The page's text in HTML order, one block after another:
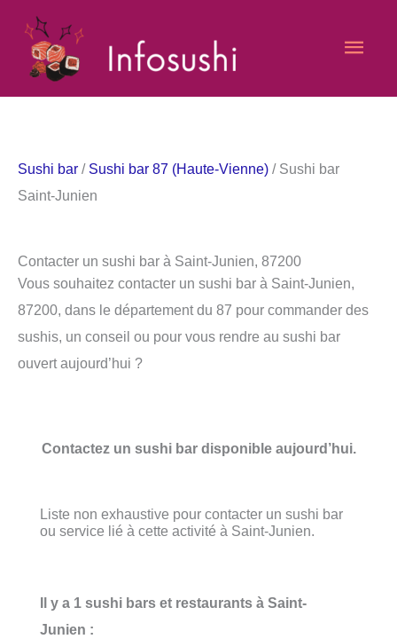
contenu
Sushi bar / Sushi bar 87 (Haute-Vienne) / Sushi bar
Saint-Junien
Contacter un sushi bar à Saint-Junien, 87200
Vous souhaitez contacter un sushi bar à Saint-Junien,
87200, dans le département du 87 pour commander des
sushis, un conseil ou pour vous rendre au sushi bar
ouvert aujourd’hui ?
Contactez un sushi bar disponible aujourd’hui.
Liste non exhaustive pour contacter un sushi bar
ou service lié à cette activité à Saint-Junien.
Il y a 1 sushi bars et restaurants à Saint-
Junien :